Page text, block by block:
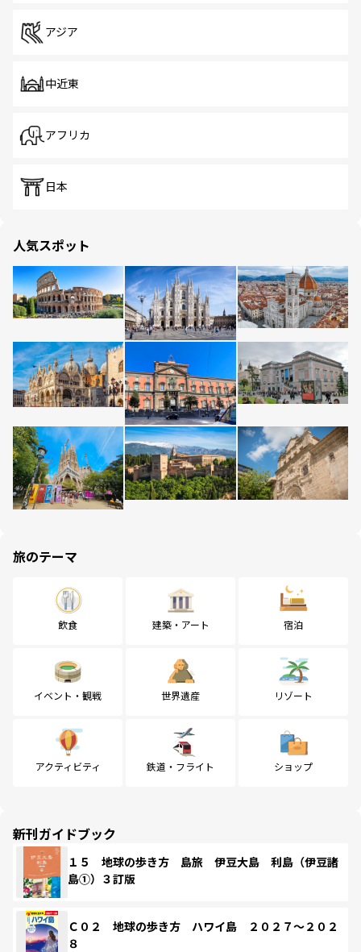
アジア
中近東
アフリカ
日本
人気スポット
旅のテーマ
飲食 建築・アート 宿泊
イベント・観戦 世界遺産 リゾート
アクティビティ 鉄道・フライト ショップ
新刊ガイドブック
１５ 地球の歩き方 島旅 伊豆大島 利島（伊豆諸
島①）３訂版
Ｃ０２ 地球の歩き方 ハワイ島 ２０２７～２０２
８